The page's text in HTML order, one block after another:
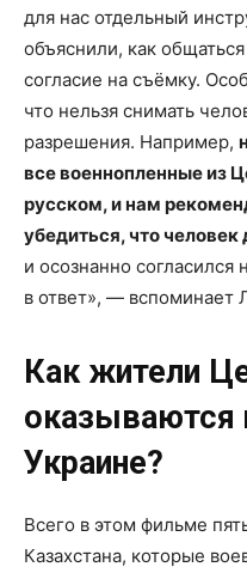
для нас отдельный
объяснили, как
согласие на съёмку.
что нельзя снимать
разрешения. Например,
все военнопленные из
русском, и нам
убедиться, что
и осознанно согласился
в ответ», — вспоминает
Как жители
оказываются
Украине?
Всего в этом фильме
Казахстана, которые